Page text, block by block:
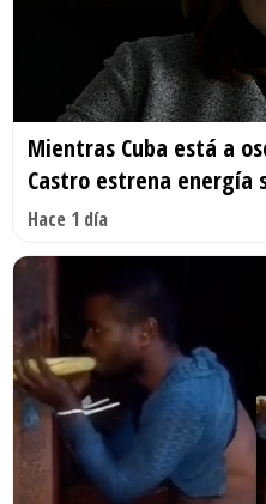
Mientras Cuba está a
Castro estrena energía
Hace 1 día